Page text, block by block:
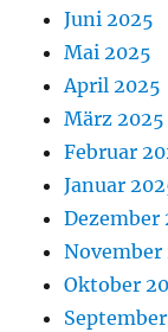
Juni 2025
Mai 2025
April 2025
März 2025
Februar
Januar
Dezember
November
Oktober